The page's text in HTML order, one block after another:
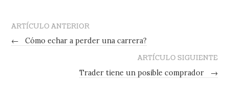
ARTÍCULO ANTERIOR
←
Cómo echar a perder una carrera?
ARTÍCULO SIGUIENTE
Trader tiene un posible comprador
→